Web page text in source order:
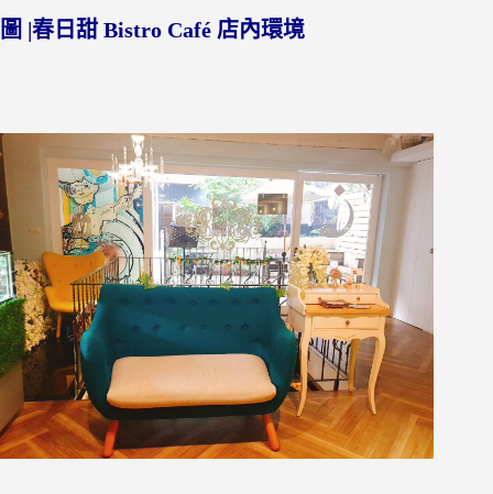
圖 |春日甜 Bistro Café 店內環境